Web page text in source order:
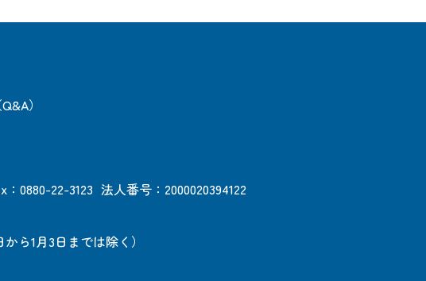
）
：0880-22-3123 法人番号：2000020394122
ら1月3日までは除く）